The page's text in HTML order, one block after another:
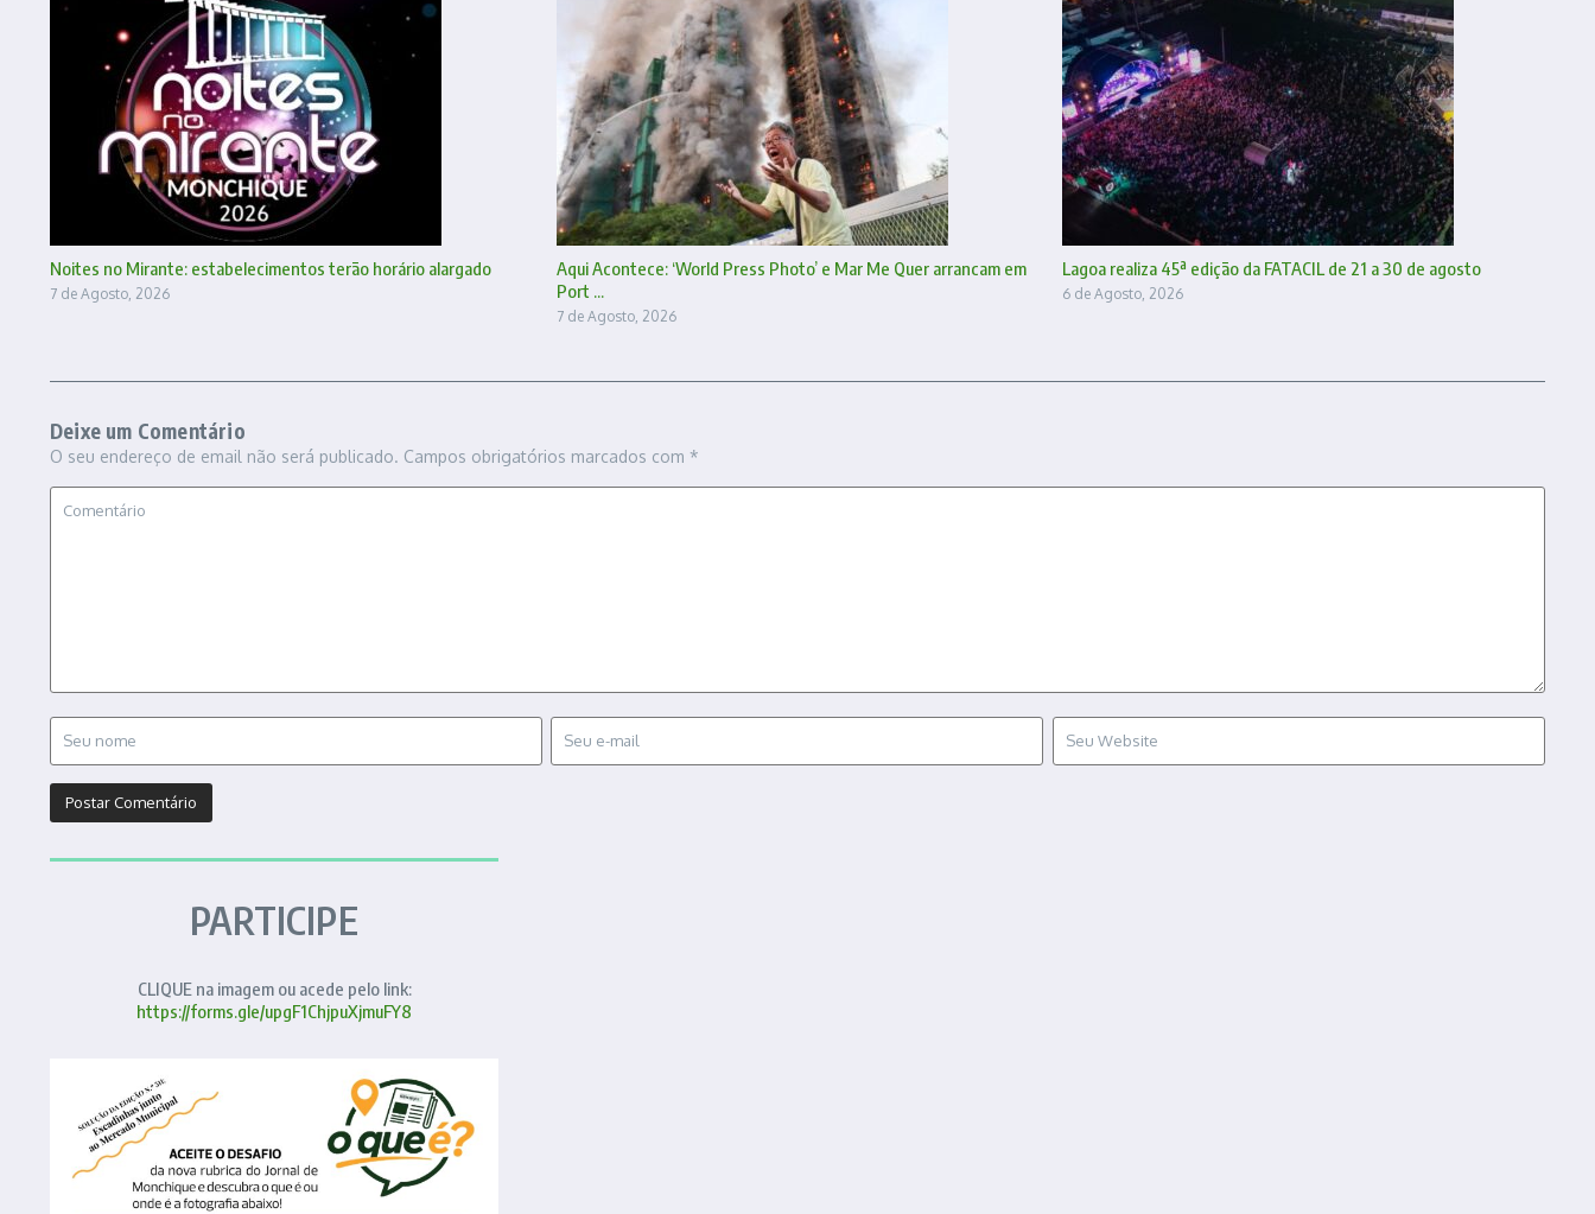
Noites no Mirante: estabelecimentos terão horário alargado
7 de Agosto, 2026
Aqui Acontece: ‘World Press Photo’ e Mar Me Quer arrancam em
Port ...
7 de Agosto, 2026
Lagoa realiza 45ª edição da FATACIL de 21 a 30 de agosto
6 de Agosto, 2026
Deixe um Comentário
O seu endereço de email não será publicado. Campos obrigatórios marcados com *
PARTICIPE
CLIQUE na imagem ou acede pelo link:
https://forms.gle/upgF1ChjpuXjmuFY8